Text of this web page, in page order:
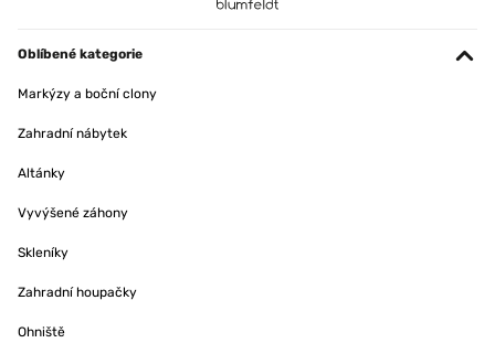
Oblíbené kategorie
Markýzy a boční clony
Zahradní nábytek
Altánky
Vyvýšené záhony
Skleníky
Zahradní houpačky
Ohniště